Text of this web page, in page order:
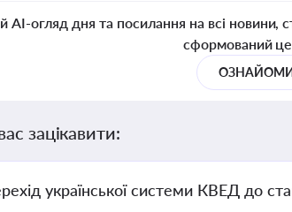
AI-огляд дня та посилання на всі новини,
сформований
зацікавити:
української системи КВЕД до